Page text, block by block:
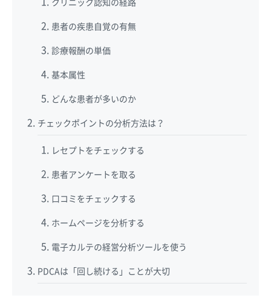
クリニック認知の経路
患者の疾患自覚の有無
診療報酬の単価
基本属性
どんな患者が多いのか
チェックポイントの分析方法は？
レセプトをチェックする
患者アンケートを取る
口コミをチェックする
ホームページを分析する
電子カルテの経営分析ツールを使う
PDCAは「回し続ける」ことが大切